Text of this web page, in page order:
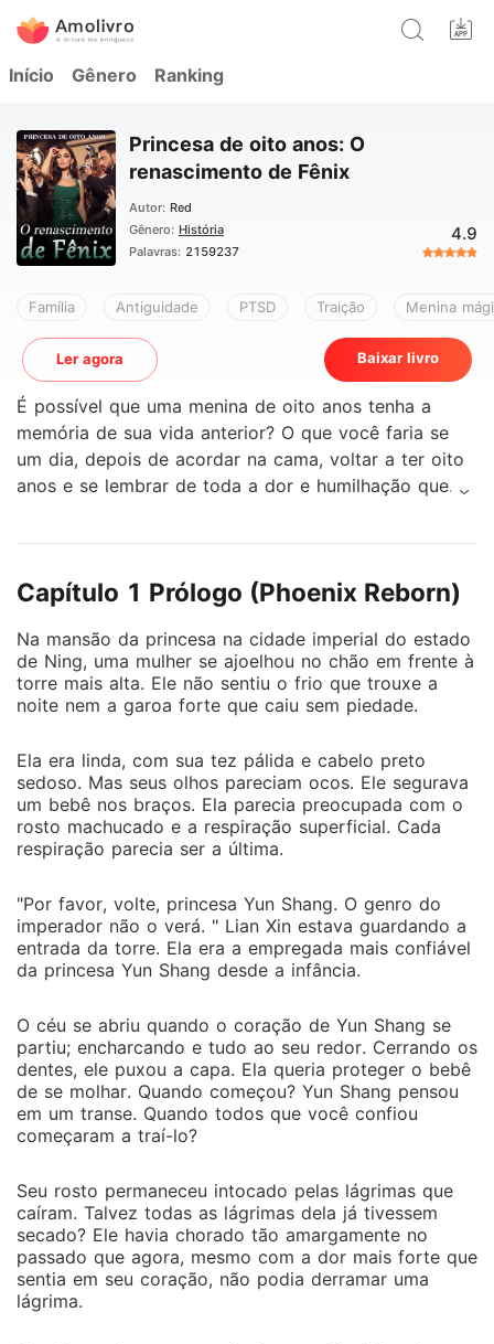
Início Gênero Ranking
Princesa de oito anos: O
renascimento de Fênix
Autor: Red
Gênero: História
Palavras: 2159237
4.9
Família Antiguidade PTSD Traição Menina
Ler agora Baixar livro
É possível que uma menina de oito anos tenha a
memória de sua vida anterior? O que você faria se
um dia, depois de acordar na cama, voltar a ter oito
anos e se lembrar de toda a dor e humilhação que
Ela foi uma esposa traída pelo marido, uma mãe que
havia experimentado a crueldade de sua irmã mais
velha real. Agora, com oito anos de idade, sabendo
do que ela sabe sobre essas pessoas, como ela vai
Capítulo 1 Prólogo (Phoenix Reborn)
Na mansão da princesa na cidade imperial do estado
de Ning, uma mulher se ajoelhou no chão em frente à
torre mais alta. Ele não sentiu o frio que trouxe a
noite nem a garoa forte que caiu sem piedade.
Ela era linda, com sua tez pálida e cabelo preto
sedoso. Mas seus olhos pareciam ocos. Ele segurava
um bebê nos braços. Ela parecia preocupada com o
rosto machucado e a respiração superficial. Cada
respiração parecia ser a última.
"Por favor, volte, princesa Yun Shang. O genro do
imperador não o verá. " Lian Xin estava guardando a
entrada da torre. Ela era a empregada mais confiável
da princesa Yun Shang desde a infância.
O céu se abriu quando o coração de Yun Shang se
partiu; encharcando e tudo ao seu redor. Cerrando os
dentes, ele puxou a capa. Ela queria proteger o bebê
de se molhar. Quando começou? Yun Shang pensou
em um transe. Quando todos que você confiou
começaram a traí-lo?
Seu rosto permaneceu intocado pelas lágrimas que
caíram. Talvez todas as lágrimas dela já tivessem
secado? Ele havia chorado tão amargamente no
passado que agora, mesmo com a dor mais forte que
sentia em seu coração, não podia derramar uma
lágrima.